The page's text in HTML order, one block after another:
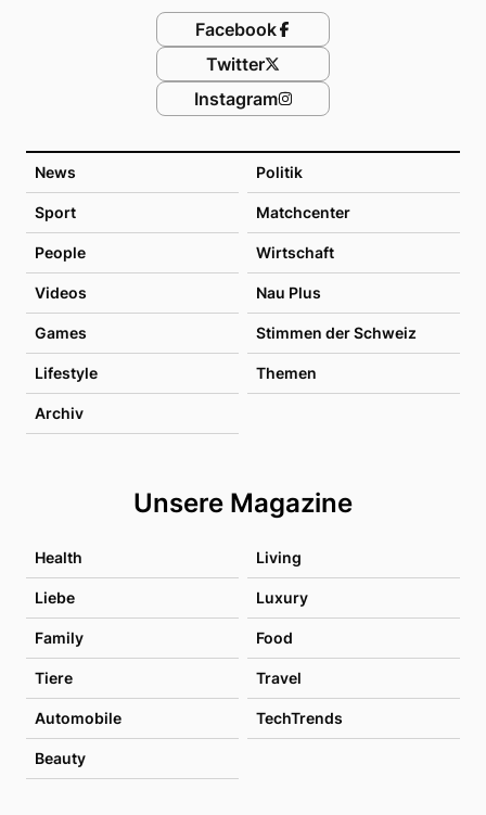
News Politik
Sport Matchcenter
People Wirtschaft
Videos Nau Plus
Games Stimmen der Schweiz
Lifestyle Themen
Archiv
Unsere Magazine
Health Living
Liebe Luxury
Family Food
Tiere Travel
Automobile TechTrends
Beauty
Facebook
Twitter
Instagram